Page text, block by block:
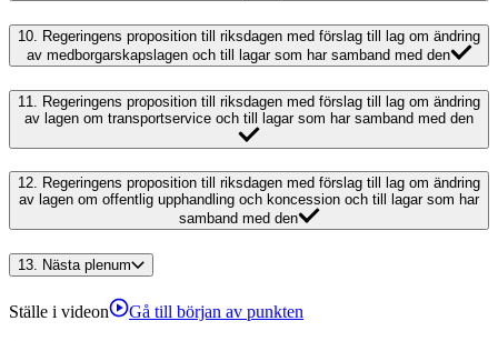
10.
Regeringens proposition till riksdagen med förslag till lag om ändring
av medborgarskapslagen och till lagar som har samband med den
11.
Regeringens proposition till riksdagen med förslag till lag om ändring
av lagen om transportservice och till lagar som har samband med den
12. Regeringens proposition till riksdagen med förslag till lag om ändring
av lagen om offentlig upphandling och koncession och till lagar som har
samband med den
13. Nästa plenum
Ställe i videon Gå till början av punkten